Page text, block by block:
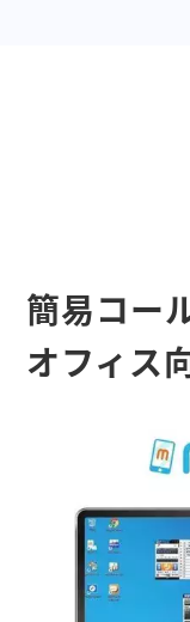
簡易コー
オフィス